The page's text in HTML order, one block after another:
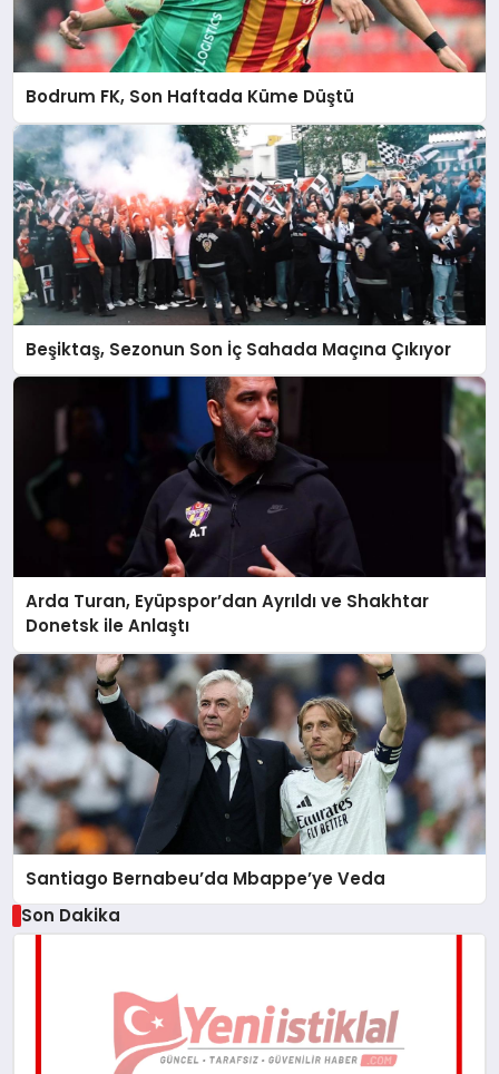
Bodrum FK, Son Haftada Küme Düştü
Beşiktaş, Sezonun Son İç Sahada Maçına Çıkıyor
Arda Turan, Eyüpspor’dan Ayrıldı ve Shakhtar
Donetsk ile Anlaştı
Santiago Bernabeu’da Mbappe’ye Veda
Son Dakika